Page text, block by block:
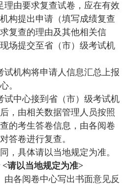
理由要求复查试卷，应在有效
构提出申请（填写成绩复查
复查的理由及其他相关信
场提交至省（市）级考试机
试机构将申请人信息汇总上报
。
试中心接到省（市）级考试机
，由相关数据管理人员按照
的考生答卷信息，由各阅卷
答卷进行复查。
，具体请以当地规定为准。
请以当地规定为准>
由各阅卷中心写出书面意见反